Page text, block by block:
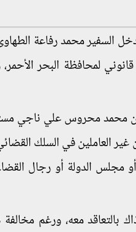
قد كشفت التحقيقات في عام ٢٠١٣ عن تدخل
لمحافظة البحر
أن في أبريل من 2013 تم تعيين محمد
العاملين في السلك
مجلس الدولة أو رجال
معه، ورغم